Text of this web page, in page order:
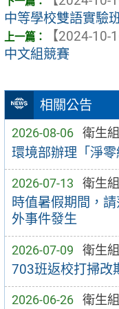
相關公告
2026-08-06 衛生組
環境部辦理「淨零
2026-07-13 衛生組
時值暑假期間，
外事件發生
2026-07-09 衛生組
703班返校打掃改
2026-06-26 衛生組
中等學校雙語實驗
【2024-10-
中文組競賽